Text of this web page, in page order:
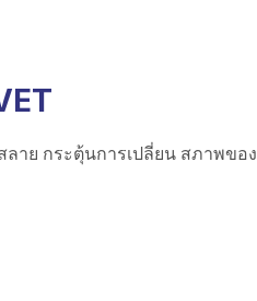
าย กระตุ้นการเปลี่ยน สภาพของ